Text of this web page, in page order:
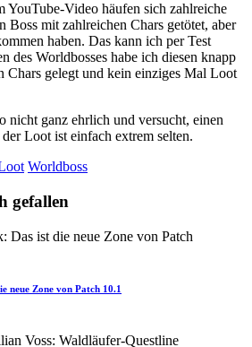
YouTube-Video häufen sich zahlreiche
Boss mit zahlreichen Chars getötet, aber
haben. Das kann ich per Test
des Worldbosses habe ich diesen knapp
Chars gelegt und kein einziges Mal Loot
nicht ganz ehrlich und versucht, einen
Loot ist einfach extrem selten.
Worldboss
gefallen
neue Zone von Patch 10.1